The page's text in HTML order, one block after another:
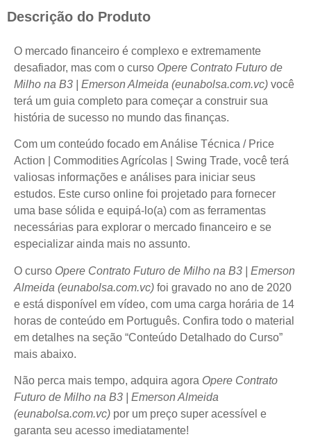
Descrição do Produto
O mercado financeiro é complexo e extremamente
desafiador, mas com o curso Opere Contrato Futuro de
Milho na B3 | Emerson Almeida (eunabolsa.com.vc) você
terá um guia completo para começar a construir sua
história de sucesso no mundo das finanças.
Com um conteúdo focado em Análise Técnica / Price
Action | Commodities Agrícolas | Swing Trade, você terá
valiosas informações e análises para iniciar seus
estudos. Este curso online foi projetado para fornecer
uma base sólida e equipá-lo(a) com as ferramentas
necessárias para explorar o mercado financeiro e se
especializar ainda mais no assunto.
O curso Opere Contrato Futuro de Milho na B3 | Emerson
Almeida (eunabolsa.com.vc) foi gravado no ano de 2020
e está disponível em vídeo, com uma carga horária de 14
horas de conteúdo em Português. Confira todo o material
em detalhes na seção “Conteúdo Detalhado do Curso”
mais abaixo.
Não perca mais tempo, adquira agora Opere Contrato
Futuro de Milho na B3 | Emerson Almeida
(eunabolsa.com.vc) por um preço super acessível e
garanta seu acesso imediatamente!